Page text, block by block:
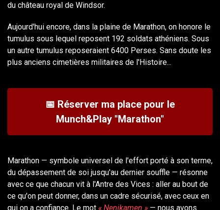
du château royal de Windsor.
Aujourd'hui encore, dans la plaine de Marathon, on honore le
tumulus sous lequel reposent 192 soldats athéniens. Sous
un autre tumulus reposeraient 6400 Perses. Sans doute les
plus anciens cimetières militaires de l'Histoire...
📅 Réserver ma place pour le
Munch&Play "Marathon"
Marathon — symbole universel de l'effort porté à son terme,
du dépassement de soi jusqu'au dernier souffle — résonne
avec ce que chacun vit à l'Antre des Vices : aller au bout de
ce qu'on peut donner, dans un cadre sécurisé, avec ceux en
qui on a confiance. Le mot « Nenikamen » — nous avons